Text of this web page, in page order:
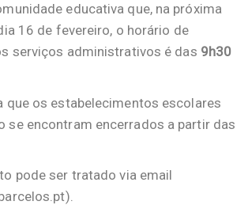
educativa que, na próxima
16 de fevereiro, o horário de
serviços administrativos é das 9h30
que os estabelecimentos escolares
se encontram encerrados a partir das
pode ser tratado via email